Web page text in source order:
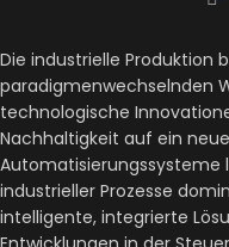
Die industrielle Produktion
paradigmenwechselnden
technologische
Nachhaltigkeit auf ein
Automatisierungssysteme
industrieller Prozesse
intelligente, integrierte